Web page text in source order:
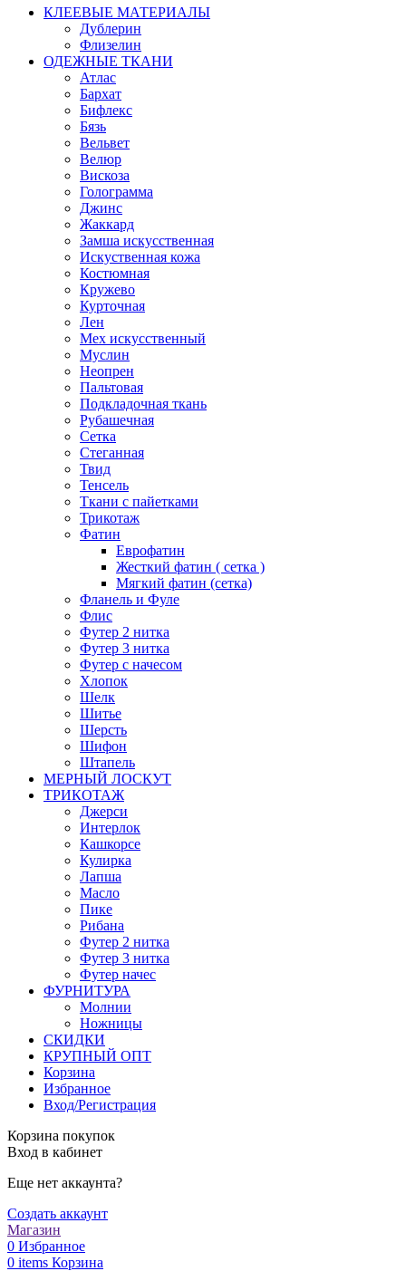
КЛЕЕВЫЕ МАТЕРИАЛЫ
Дублерин
Флизелин
ОДЕЖНЫЕ ТКАНИ
Атлас
Бархат
Бифлекс
Бязь
Вельвет
Велюр
Вискоза
Голограмма
Джинс
Жаккард
Замша искусственная
Искуственная кожа
Костюмная
Кружево
Курточная
Лен
Мех искусственный
Муслин
Неопрен
Пальтовая
Подкладочная ткань
Рубашечная
Сетка
Стеганная
Твид
Тенсель
Ткани с пайетками
Трикотаж
Фатин
Еврофатин
Жесткий фатин ( сетка )
Мягкий фатин (сетка)
Фланель и Фуле
Флис
Футер 2 нитка
Футер 3 нитка
Футер с начесом
Хлопок
Шелк
Шитье
Шерсть
Шифон
Штапель
МЕРНЫЙ ЛОСКУТ
ТРИКОТАЖ
Джерси
Интерлок
Кашкорсе
Кулирка
Лапша
Масло
Пике
Рибана
Футер 2 нитка
Футер 3 нитка
Футер начес
ФУРНИТУРА
Молнии
Ножницы
СКИДКИ
КРУПНЫЙ ОПТ
Корзина
Избранное
Вход/Регистрация
Корзина покупок
Вход в кабинет
Еще нет аккаунта?
Создать аккаунт
Магазин
0 Избранное
0 items Корзина